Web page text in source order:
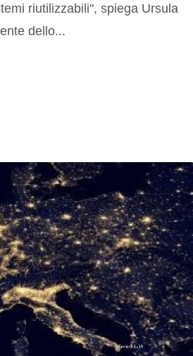
riutilizzabili", spiega Ursula
dello...